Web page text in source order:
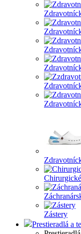
Zástery
Prestieradlá a